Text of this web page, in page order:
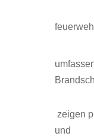
zeigen
und